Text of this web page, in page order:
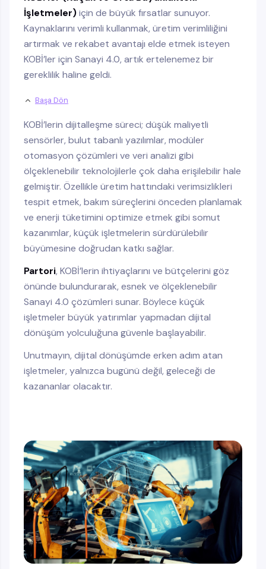
İşletmeler)için de büyük fırsatlar sunuyor.
Kaynaklarını verimli kullanmak, üretim verimliliğini
artırmak ve rekabet avantajı elde etmek isteyen
KOBİ’ler için Sanayi 4.0, artık ertelenemez bir
gereklilik haline geldi.
Başa Dön
KOBİ’lerin dijitalleşme süreci; düşük maliyetli
sensörler, bulut tabanlı yazılımlar, modüler
otomasyon çözümleri ve veri analizi gibi
ölçeklenebilir teknolojilerle çok daha erişilebilir hale
gelmiştir. Özellikle üretim hattındaki verimsizlikleri
tespit etmek, bakım süreçlerini önceden planlamak
ve enerji tüketimini optimize etmek gibi somut
kazanımlar, küçük işletmelerin sürdürülebilir
büyümesine doğrudan katkı sağlar.
Partori, KOBİ’lerin ihtiyaçlarını ve bütçelerini göz
önünde bulundurarak, esnek ve ölçeklenebilir
Sanayi 4.0 çözümleri sunar. Böylece küçük
işletmeler büyük yatırımlar yapmadan dijital
dönüşüm yolculuğuna güvenle başlayabilir.
Unutmayın, dijital dönüşümde erken adım atan
işletmeler, yalnızca bugünü değil, geleceği de
kazananlar olacaktır.